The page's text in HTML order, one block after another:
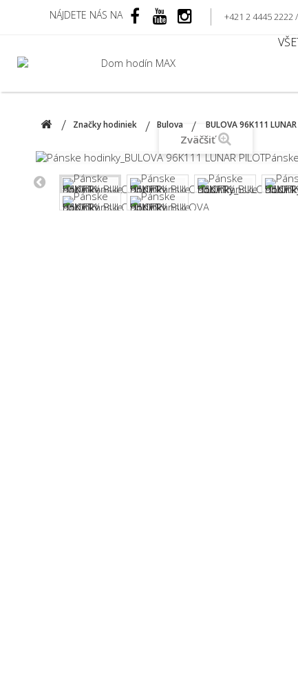
NÁJDETE NÁS NA +421 2 4445
Značky hodiniek Bulova BULOVA 96K111
Zväčšiť